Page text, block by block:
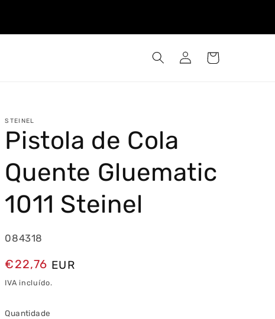
Iniciar
sessão
Carrinho
STEINEL
Pistola de Cola
Quente Gluematic
1011 Steinel
084318
Preço
normal
€22,76 EUR
IVA incluído.
Quantidade